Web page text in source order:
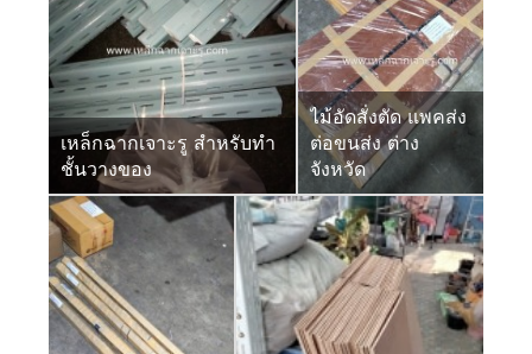
เหล็กฉากเจาะรู สำหรับทำ
ชั้นวางของ
ไม้อัดสั่งตัด แพคส่ง
ต่อขนส่ง ต่าง
จังหวัด